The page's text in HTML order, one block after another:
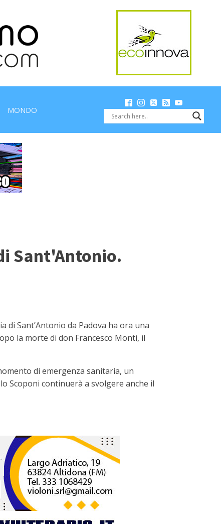
MONDO
Sant'Antonio.
di Sant’Antonio da Padova ha ora una
la morte di don Francesco Monti, il
di emergenza sanitaria, un
Scoponi continuerà a svolgere anche il